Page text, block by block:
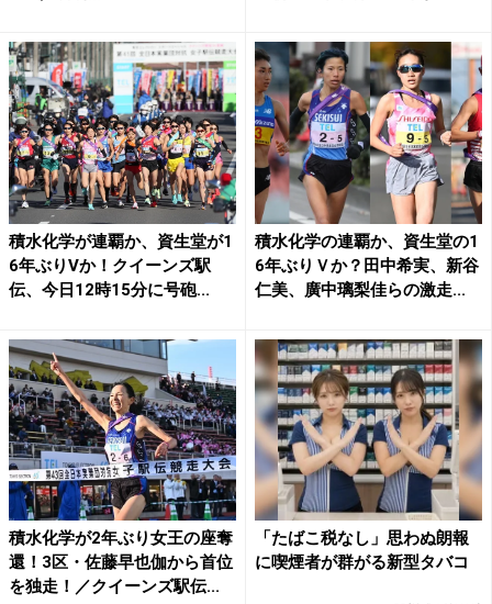
積水化学が連覇か、資生堂が1
6年ぶりVか！クイーンズ駅
伝、今日12時15分に号砲...
積水化学の連覇か、資生堂の1
6年ぶりＶか？田中希実、新谷
仁美、廣中璃梨佳らの激走...
積水化学が2年ぶり女王の座奪
還！3区・佐藤早也伽から首位
を独走！／クイーンズ駅伝...
「たばこ税なし」思わぬ朗報
に喫煙者が群がる新型タバコ